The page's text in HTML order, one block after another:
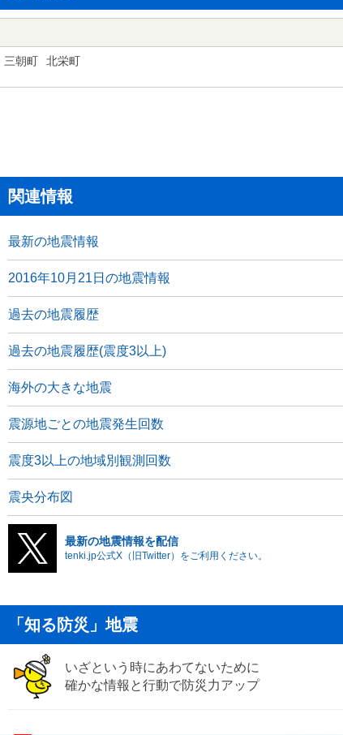
三朝町 北栄町
関連情報
最新の地震情報
2016年10月21日の地震情報
過去の地震履歴
過去の地震履歴(震度3以上)
海外の大きな地震
震源地ごとの地震発生回数
震度3以上の地域別観測回数
震央分布図
最新の地震情報を配信
tenki.jp公式X（旧Twitter）をご利用ください。
「知る防災」地震
いざという時にあわてないために
確かな情報と行動で防災力アップ